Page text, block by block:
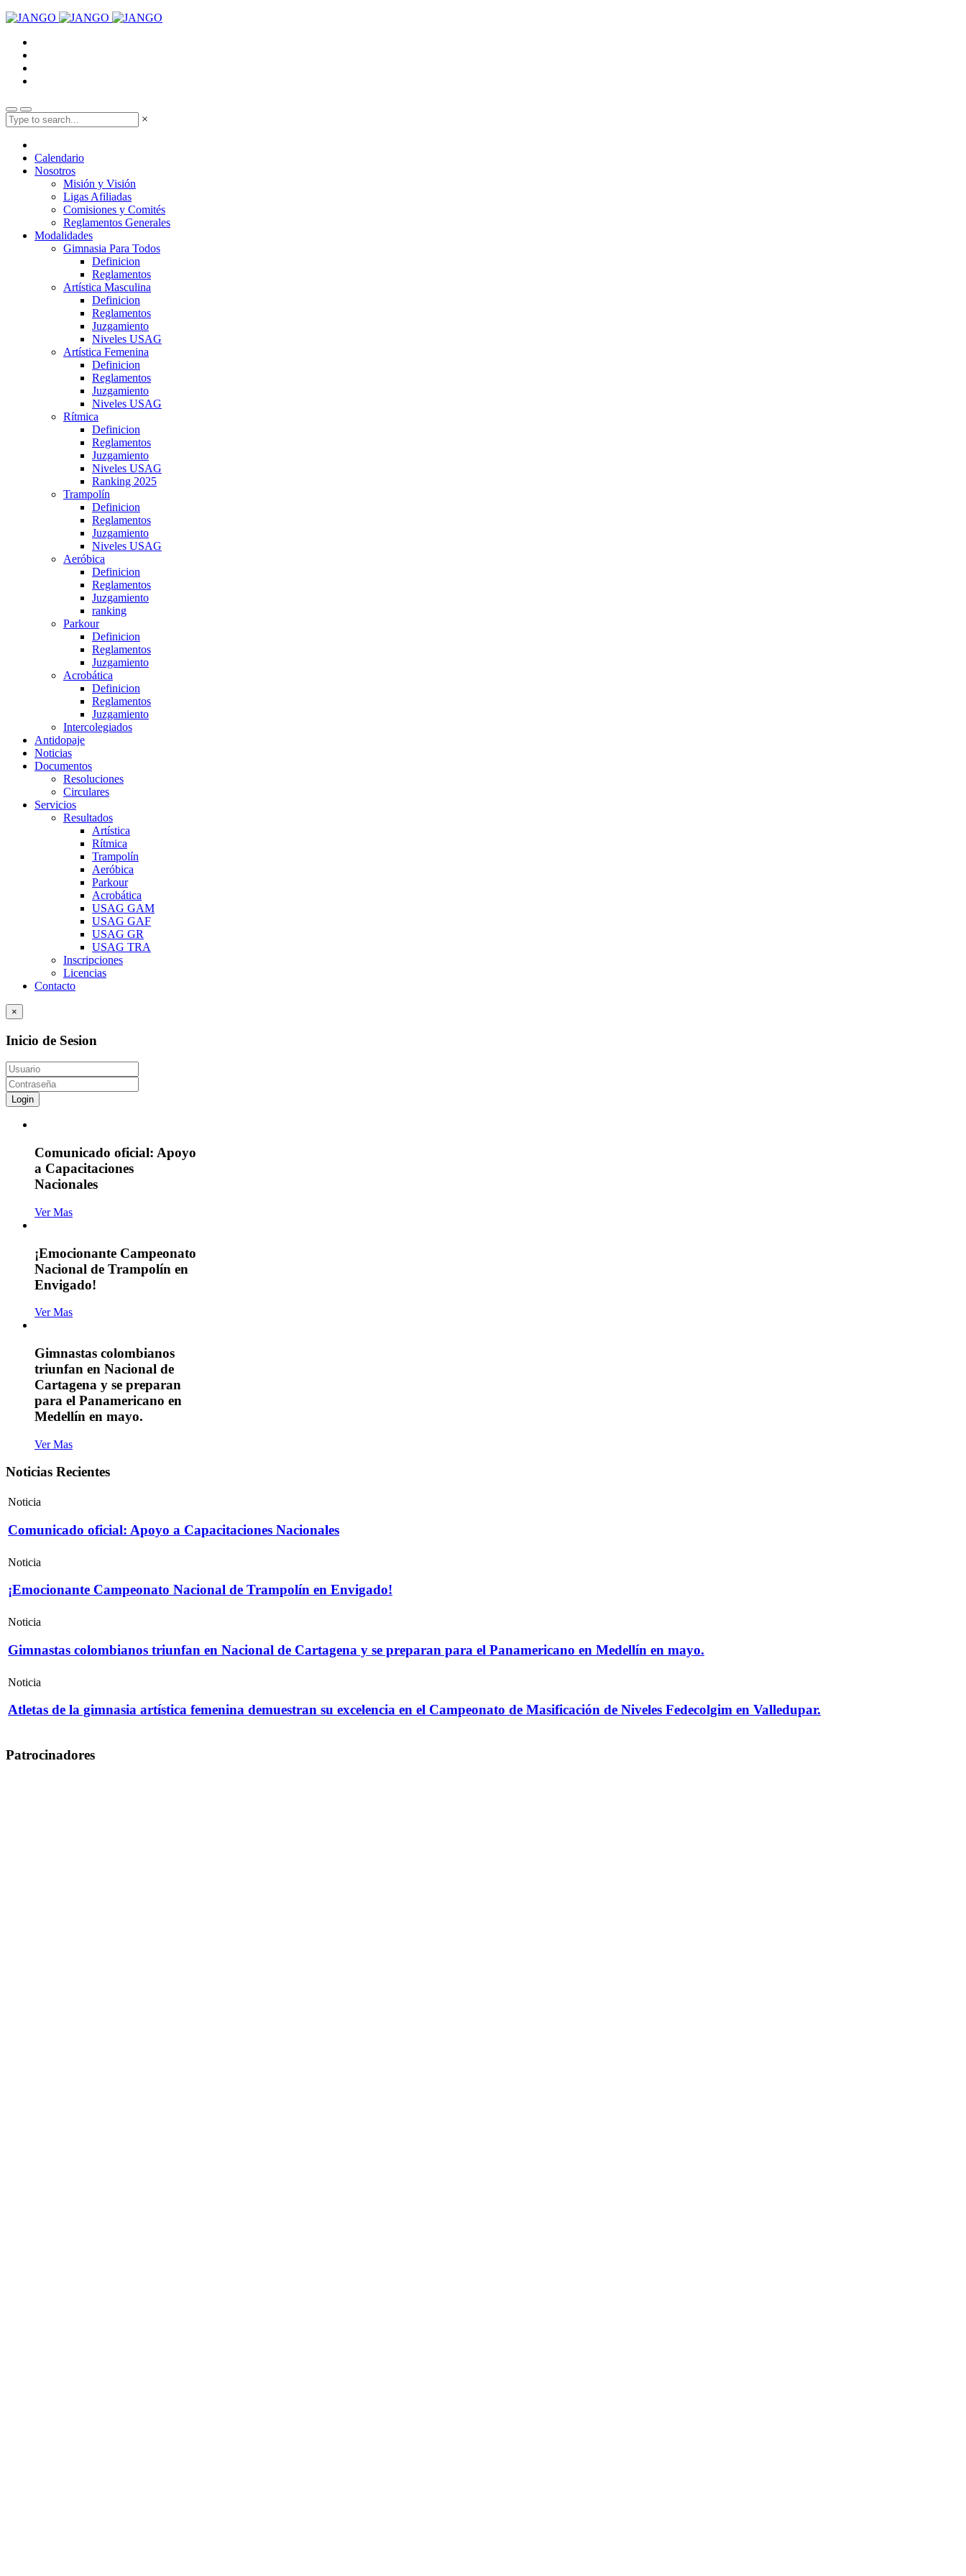
×
Calendario
Nosotros
Misión y Visión
Ligas Afiliadas
Comisiones y Comités
Reglamentos Generales
Modalidades
Gimnasia Para Todos
Definicion
Reglamentos
Artística Masculina
Definicion
Reglamentos
Juzgamiento
Niveles USAG
Artística Femenina
Definicion
Reglamentos
Juzgamiento
Niveles USAG
Rítmica
Definicion
Reglamentos
Juzgamiento
Niveles USAG
Ranking 2025
Trampolín
Definicion
Reglamentos
Juzgamiento
Niveles USAG
Aeróbica
Definicion
Reglamentos
Juzgamiento
ranking
Parkour
Definicion
Reglamentos
Juzgamiento
Acrobática
Definicion
Reglamentos
Juzgamiento
Intercolegiados
Antidopaje
Noticias
Documentos
Resoluciones
Circulares
Servicios
Resultados
Artística
Rítmica
Trampolín
Aeróbica
Parkour
Acrobática
USAG GAM
USAG GAF
USAG GR
USAG TRA
Inscripciones
Licencias
Contacto
×
Inicio de Sesion
Login
Comunicado oficial: Apoyo
a Capacitaciones
Nacionales
Ver Mas
¡Emocionante Campeonato
Nacional de Trampolín en
Envigado!
Ver Mas
Gimnastas colombianos
triunfan en Nacional de
Cartagena y se preparan
para el Panamericano en
Medellín en mayo.
Ver Mas
Noticias Recientes
Noticia
Comunicado oficial: Apoyo a Capacitaciones Nacionales
Noticia
¡Emocionante Campeonato Nacional de Trampolín en Envigado!
Noticia
Gimnastas colombianos triunfan en Nacional de Cartagena y se preparan para el Panamericano en Medellín en mayo.
Noticia
Atletas de la gimnasia artística femenina demuestran su excelencia en el Campeonato de Masificación de Niveles Fedecolgim en Valledupar.
Patrocinadores